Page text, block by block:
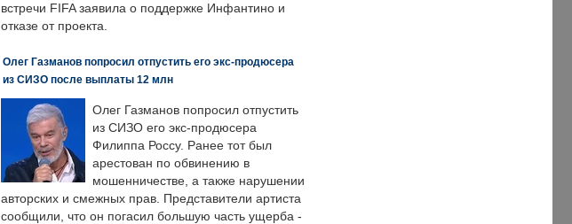
встречи FIFA заявила о поддержке Инфантино и
отказе от проекта.
Олег Газманов попросил отпустить его экс-продюсера
из СИЗО после выплаты 12 млн
Олег Газманов попросил отпустить
из СИЗО его экс-продюсера
Филиппа Россу. Ранее тот был
арестован по обвинению в
мошенничестве, а также нарушении
авторских и смежных прав. Представители артиста
сообщили, что он погасил большую часть ущерба -